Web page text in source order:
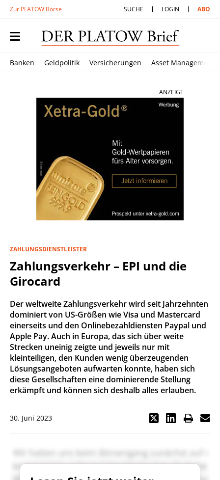
Zur PLATOW Börse SUCHE LOGIN ABO
Banken Geldpolitik Versicherungen Asset Management
ANZEIGE
ZAHLUNGSDIENSTLEISTER
Zahlungsverkehr – EPI und die
Girocard
Der weltweite Zahlungsverkehr wird seit Jahrzehnten
dominiert von US-Größen wie Visa und Mastercard
einerseits und den Onlinebezahldiensten Paypal und
Apple Pay. Auch in Europa, das sich über weite
Strecken uneinig zeigte und jeweils nur mit
kleinteiligen, den Kunden wenig überzeugenden
Lösungsangeboten aufwarten konnte, haben sich
diese Gesellschaften eine dominierende Stellung
erkämpft und können sich deshalb alles erlauben.
30. Juni 2023